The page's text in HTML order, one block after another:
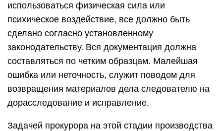
использоваться физическая сила или
психическое воздействие, все должно быть
сделано согласно установленному
законодательству. Вся документация должна
составляться по четким образцам. Малейшая
ошибка или неточность, служит поводом для
возвращения материалов дела следователю на
дорасследование и исправление.
Задачей прокурора на этой стадии производства